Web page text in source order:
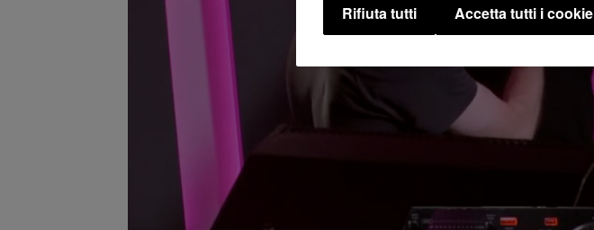
Rifiuta tutti Accetta tutti i cookie